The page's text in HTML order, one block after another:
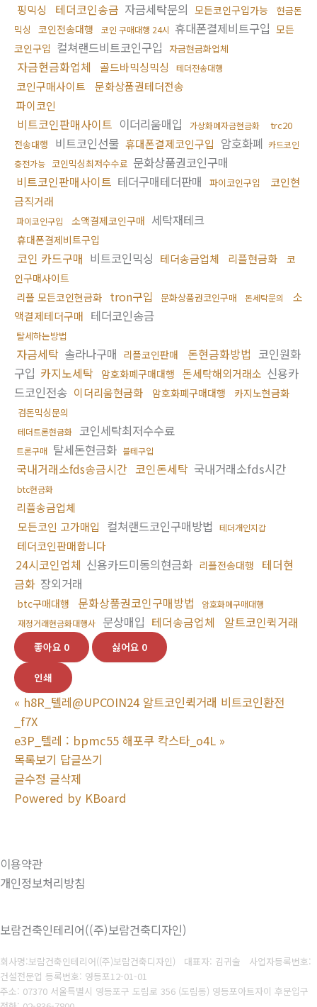
핑믹싱 테더코인송금 자금세탁문의 모든코인구입가능
현금돈
믹싱
코인전송대행 코인 구매대행 24시 휴대폰결제비트구입 모든
코인구입 컬쳐랜드비트코인구입 자금현금화업체
자금현금화업체 골드바믹싱믹싱 테더전송대행
코인구매사이트
문화상품권테더전송
파이코인
비트코인판매사이트 이더리움매입 가상화폐자금현금화
trc20
전송대행
비트코인선물 휴대폰결제코인구입 암호화폐 카드코인
충전가능 코인믹싱최저수수료 문화상품권코인구매
비트코인판매사이트 테더구매테더판매 파이코인구입
코인현
금직거래
파이코인구입 소액결제코인구매 세탁재테크
휴대폰결제비트구입
코인 카드구매 비트코인믹싱 테더송금업체 리플현금화
코
인구매사이트
리플 모든코인현금화 tron구입 문화상품권코인구매 돈세탁문의
소
액결제테더구매 테더코인송금
탈세하는방법
자금세탁 솔라나구매 리플코인판매 돈현금화방법 코인원화
구입 카지노세탁 암호화폐구매대행 돈세탁해외거래소 신용카
드코인전송 이더리움현금화 암호화폐구매대행 카지노현금화
검돈믹싱문의
테더트론현금화 코인세탁최저수수료
트론구매 탈세돈현금화 블테구입
국내거래소fds송금시간 코인돈세탁 국내거래소fds시간
btc현금화
리플송금업체
모든코인 고가매입
컬쳐랜드코인구매방법 테더개인지갑
테더코인판매합니다
24시코인업체 신용카드미동의현금화 리플전송대행
테더현
금화 장외거래
btc구매대행 문화상품권코인구매방법
암호화폐구매대행
재정거래현금화대행사
문상매입 테더송금업체 알트코인퀵거래
좋아요 0 싫어요 0
인쇄
« h8R_텔레@UPCOIN24 알트코인퀵거래 비트코인환전
_f7X
e3P_텔레 : bpmc55 해포쿠 칵스타_o4L »
목록보기 답글쓰기
글수정 글삭제
Powered by KBoard
이용약관
개인정보처리방침
보람건축인테리어((주)보람건축디자인)
회사명:보람건축인테리어((주)보람건축디자인) 대표자: 김귀술 사업자등록번호:
건설전문업 등록번호: 영등포12-01-01
주소: 07370 서울특별시 영등포구 도림로 356 (도림동) 영등포아트자이 후문입구